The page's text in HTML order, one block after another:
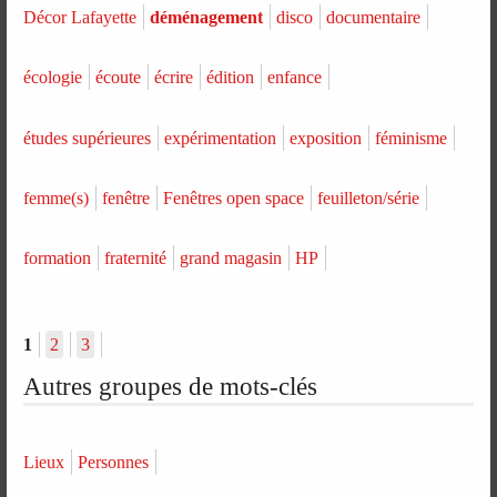
Décor Lafayette déménagement disco documentaire
écologie écoute écrire édition enfance
études supérieures expérimentation exposition féminisme
femme(s) fenêtre Fenêtres open space feuilleton/série
formation fraternité grand magasin HP
1 2 3
Autres groupes de mots-clés
Lieux Personnes